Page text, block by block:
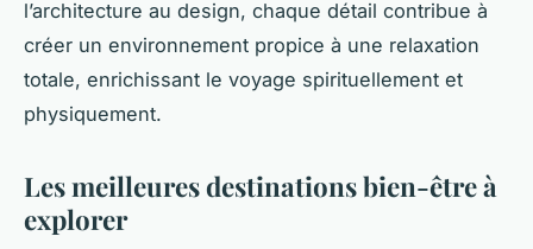
l’architecture au design, chaque détail contribue à
créer un environnement propice à une relaxation
totale, enrichissant le voyage spirituellement et
physiquement.
Les meilleures destinations bien-être à
explorer